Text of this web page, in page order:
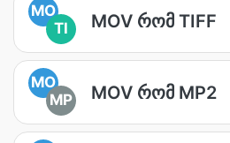
MO
TI
MOV რომ TIFF
MO
MP
MOV რომ MP2